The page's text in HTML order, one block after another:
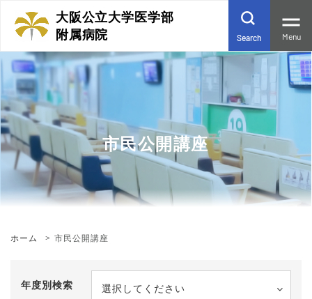
大阪公立大学医学部
附属病院
Search Menu
市民公開講座
ホーム 市民公開講座
年度別検索 選択してください